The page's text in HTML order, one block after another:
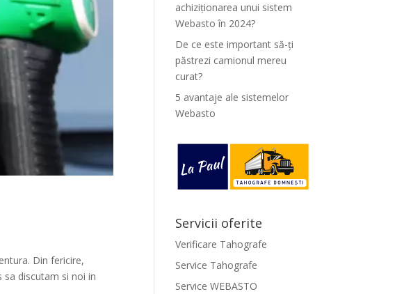
Din fericire,
discutam si noi in
achiziționarea unui sistem
Webasto în 2024?
De ce este important să-ți
păstrezi camionul mereu
curat?
5 avantaje ale sistemelor
Webasto
Servicii oferite
Verificare Tahografe
Service Tahografe
Service WEBASTO